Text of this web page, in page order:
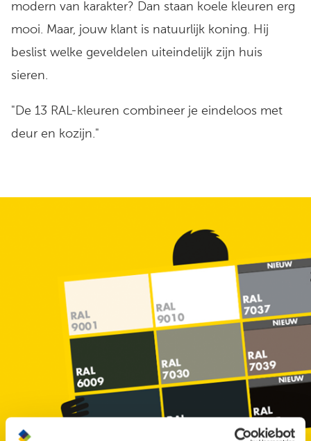
modern van karakter? Dan staan koele kleuren erg
mooi. Maar, jouw klant is natuurlijk koning. Hij
beslist welke geveldelen uiteindelijk zijn huis
sieren.
De 13 RAL-kleuren combineer je eindeloos met
deur en kozijn.